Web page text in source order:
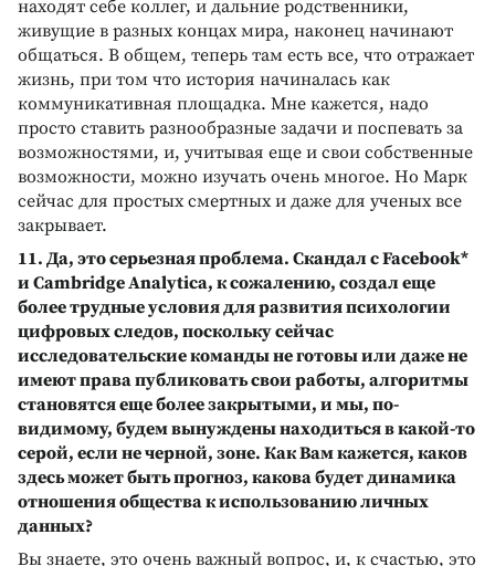
находят себе коллег, и дальние родственники,
живущие в разных концах мира, наконец начинают
общаться. В общем, теперь там есть все, что отражает
жизнь, при том что история начиналась как
коммуникативная площадка. Мне кажется, надо
просто ставить разнообразные задачи и поспевать за
возможностями, и, учитывая еще и свои собственные
возможности, можно изучать очень многое. Но Марк
сейчас для простых смертных и даже для ученых все
закрывает.
11. Да, это серьезная проблема. Скандал с Facebook*
и Cambridge Analytica, к сожалению, создал еще
более трудные условия для развития психологии
цифровых следов, поскольку сейчас
исследовательские команды не готовы или даже не
имеют права публиковать свои работы, алгоритмы
становятся еще более закрытыми, и мы, по-
видимому, будем вынуждены находиться в какой-то
серой, если не черной, зоне. Как Вам кажется, каков
здесь может быть прогноз, какова будет динамика
отношения общества к использованию личных
данных?
Вы знаете, это очень важный вопрос, и, к счастью, это